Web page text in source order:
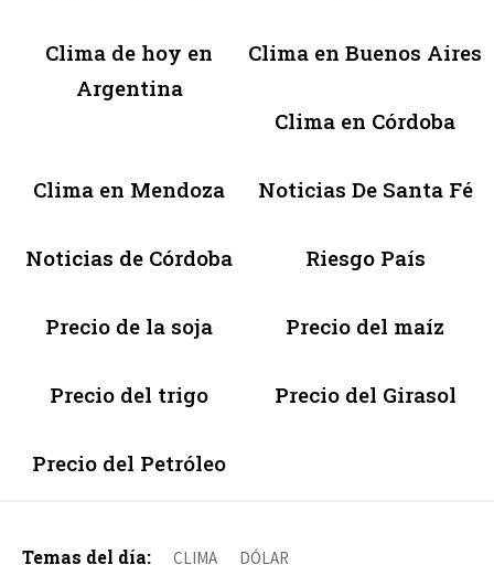
Clima de hoy en
Argentina
Clima en Buenos Aires
Clima en Córdoba
Clima en Mendoza Noticias De Santa Fé
Noticias de Córdoba Riesgo País
Precio de la soja Precio del maíz
Precio del trigo Precio del Girasol
Precio del Petróleo
Temas del día: CLIMA DÓLAR